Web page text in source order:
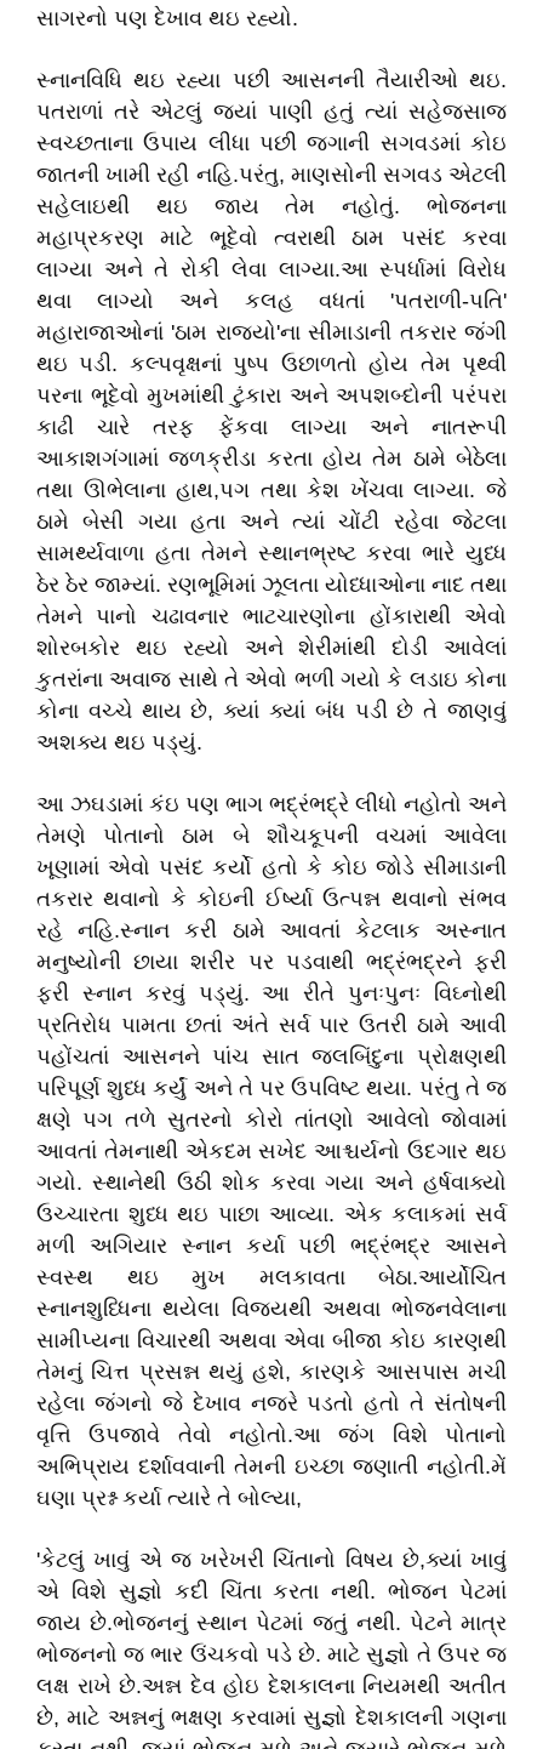
સાગરનો પણ દેખાવ થઇ રહ્યો.
સ્નાનવિધિ થઇ રહ્યા પછી આસનની તૈયારીઓ થઇ.
પતરાળાં તરે એટલું જ્યાં પાણી હતું ત્યાં સહેજસાજ
સ્વચ્છતાના ઉપાય લીધા પછી જગાની સગવડમાં કોઇ
જાતની ખામી રહી નહિ.પરંતુ, માણસોની સગવડ એટલી
સહેલાઇથી થઇ જાય તેમ નહોતું. ભોજનના
મહાપ્રકરણ માટે ભૂદેવો ત્વરાથી ઠામ પસંદ કરવા
લાગ્યા અને તે રોકી લેવા લાગ્યા.આ સ્પર્ધામાં વિરોધ
થવા લાગ્યો અને કલહ વધતાં 'પતરાળી-પતિ'
મહારાજાઓનાં 'ઠામ રાજ્યો'ના સીમાડાની તકરાર જંગી
થઇ પડી. કલ્પવૃક્ષનાં પુષ્પ ઉછાળતો હોય તેમ પૃથ્વી
પરના ભૂદેવો મુખમાંથી ટુંકારા અને અપશબ્દોની પરંપરા
કાઢી ચારે તરફ ફેંકવા લાગ્યા અને નાતરૂપી
આકાશગંગામાં જળક્રીડા કરતા હોય તેમ ઠામે બેઠેલા
તથા ઊભેલાના હાથ,પગ તથા કેશ ખેંચવા લાગ્યા. જે
ઠામે બેસી ગયા હતા અને ત્યાં ચોંટી રહેવા જેટલા
સામર્થ્યવાળા હતા તેમને સ્થાનભ્રષ્ટ કરવા ભારે યુધ્ધ
ઠેર ઠેર જામ્યાં. રણભૂમિમાં ઝૂલતા યોધ્ધાઓના નાદ તથા
તેમને પાનો ચઢાવનાર ભાટચારણોના હોંકારાથી એવો
શોરબકોર થઇ રહ્યો અને શેરીમાંથી દોડી આવેલાં
કુતરાંના અવાજ સાથે તે એવો ભળી ગયો કે લડાઇ કોના
કોના વચ્ચે થાય છે, ક્યાં ક્યાં બંધ પડી છે તે જાણવું
અશક્ય થઇ પડ્યું.
આ ઝઘડામાં કંઇ પણ ભાગ ભદ્રંભદ્રે લીધો નહોતો અને
તેમણે પોતાનો ઠામ બે શૌચકૂપની વચમાં આવેલા
ખૂણામાં એવો પસંદ કર્યો હતો કે કોઇ જોડે સીમાડાની
તકરાર થવાનો કે કોઇની ઈર્ષ્યા ઉત્પન્ન થવાનો સંભવ
રહે નહિ.સ્નાન કરી ઠામે આવતાં કેટલાક અસ્નાત
મનુષ્યોની છાયા શરીર પર પડવાથી ભદ્રંભદ્રને ફરી
ફરી સ્નાન કરવું પડ્યું. આ રીતે પુનઃપુનઃ વિઘ્નોથી
પ્રતિરોધ પામતા છતાં અંતે સર્વ પાર ઉતરી ઠામે આવી
પહોંચતાં આસનને પાંચ સાત જલબિંદુના પ્રોક્ષણથી
પરિપૂર્ણ શુધ્ધ કર્યું અને તે પર ઉપવિષ્ટ થયા. પરંતુ તે જ
ક્ષણે પગ તળે સુતરનો કોરો તાંતણો આવેલો જોવામાં
આવતાં તેમનાથી એકદમ સખેદ આશ્ચર્યનો ઉદગાર થઇ
ગયો. સ્થાનેથી ઉઠી શોક કરવા ગયા અને હર્ષવાક્યો
ઉચ્ચારતા શુધ્ધ થઇ પાછા આવ્યા. એક કલાકમાં સર્વ
મળી અગિયાર સ્નાન કર્યા પછી ભદ્રંભદ્ર આસને
સ્વસ્થ થઇ મુખ મલકાવતા બેઠા.આર્યોચિત
સ્નાનશુધ્ધિના થયેલા વિજયથી અથવા ભોજનવેલાના
સામીપ્યના વિચારથી અથવા એવા બીજા કોઇ કારણથી
તેમનું ચિત્ત પ્રસન્ન થયું હશે, કારણકે આસપાસ મચી
રહેલા જંગનો જે દેખાવ નજરે પડતો હતો તે સંતોષની
વૃત્તિ ઉપજાવે તેવો નહોતો.આ જંગ વિશે પોતાનો
અભિપ્રાય દર્શાવવાની તેમની ઇચ્છા જણાતી નહોતી.મેં
ઘણા પ્રશ્ન કર્યા ત્યારે તે બોલ્યા,
'કેટલું ખાવું એ જ ખરેખરી ચિંતાનો વિષય છે,ક્યાં ખાવું
એ વિશે સુજ્ઞો કદી ચિંતા કરતા નથી. ભોજન પેટમાં
જાય છે.ભોજનનું સ્થાન પેટમાં જતું નથી. પેટને માત્ર
ભોજનનો જ ભાર ઉંચકવો પડે છે. માટે સુજ્ઞો તે ઉપર જ
લક્ષ રાખે છે.અન્ન દેવ હોઇ દેશકાલના નિયમથી અતીત
છે, માટે અન્નનું ભક્ષણ કરવામાં સુજ્ઞો દેશકાલની ગણના